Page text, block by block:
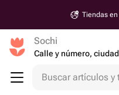
Tiendas
Sochi
Calle y número, ciudad
Buscar artículos y